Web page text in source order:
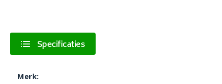
Specificaties
Merk: